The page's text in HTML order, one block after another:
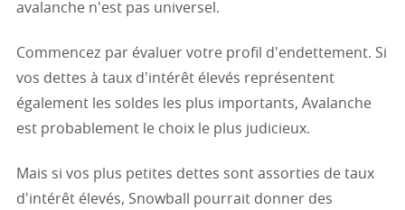
avalanche n'est pas universel.
Commencez par évaluer votre profil d'endettement. Si
vos dettes à taux d'intérêt élevés représentent
également les soldes les plus importants, Avalanche
est probablement le choix le plus judicieux.
Mais si vos plus petites dettes sont assorties de taux
d'intérêt élevés, Snowball pourrait donner des